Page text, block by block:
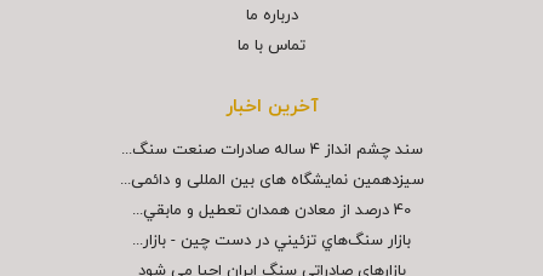
درباره ما
تماس با ما
آخرین اخبار
سند چشم انداز ۴ ساله صادرات صنعت سنگ...
سیزدهمین نمایشگاه های بین المللی و دائمی...
40 درصد از معادن همدان تعطيل و مابقي...
بازار سنگ‌هاي تزئيني در دست چين - بازار...
بازارهاي صادراتي سنگ ايران احيا مي شود